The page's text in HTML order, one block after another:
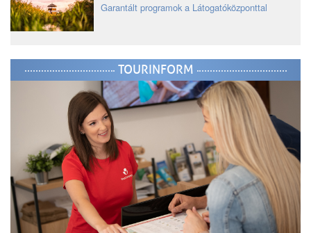
Garantált programok a Látogatóközponttal
TOURINFORM